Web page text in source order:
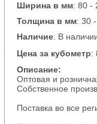
Ширина в мм: 80 -
Толщина в мм: 30
Наличие: В
Цена за кубометр:
Описание:
Оптовая и
Собственное
Поставка во все